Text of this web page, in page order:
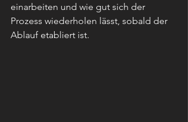
einarbeiten und wie gut sich der
Prozess wiederholen lässt, sobald der
Ablauf etabliert ist.